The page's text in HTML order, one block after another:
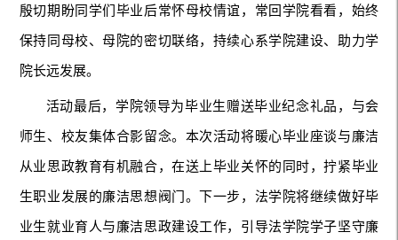
殷切期盼同学们毕业后常怀母校情谊，常回学院看看，始终
保持同母校、母院的密切联络，持续心系学院建设、助力学
院长远发展。
活动最后，学院领导为毕业生赠送毕业纪念礼品，与会
师生、校友集体合影留念。本次活动将暖心毕业座谈与廉洁
从业思政教育有机融合，在送上毕业关怀的同时，拧紧毕业
生职业发展的廉洁思想阀门。下一步，法学院将继续做好毕
业生就业育人与廉洁思政建设工作，引导法学院学子坚守廉